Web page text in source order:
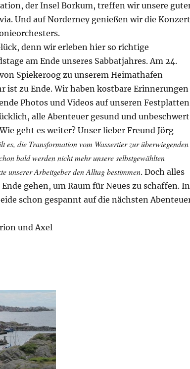
der Insel Borkum, treffen wir unsere
Und auf Norderney genießen wir die
denn wir erleben hier so richtige
am Ende unseres Sabbatjahres. Am 24.
Spiekeroog zu unserem Heimathafen
ist zu Ende. Wir haben kostbare
Photos und Videos auf unseren Festplatten
alle Abenteuer gesund und unbeschwert
geht es weiter? Unser lieber Freund Jörg
es, die Transformation vom Wassertier zur überwiegenden
bald werden nicht mehr unsere selbstgewählten
unserer Arbeitgeber den Alltag bestimmen. Doch alles
gehen, um Raum für Neues zu schaffen. In
schon gespannt auf die nächsten
und Axel